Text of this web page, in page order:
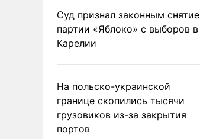
Суд признал законным снятие
партии «Яблоко» с выборов в
Карелии
На польско-украинской
границе скопились тысячи
грузовиков из-за закрытия
портов